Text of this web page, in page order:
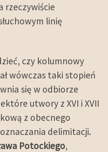
rzeczywiście
linię
czy kolumnowy
wówczas taki stopień
się w odbiorze
utwory z XVI i XVII
z obecnego
delimitacji.
Potockiego,